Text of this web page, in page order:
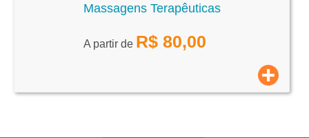
Massagens Terapêuticas
A partir de R$ 80,00